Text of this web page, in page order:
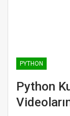
PYTHON
Python